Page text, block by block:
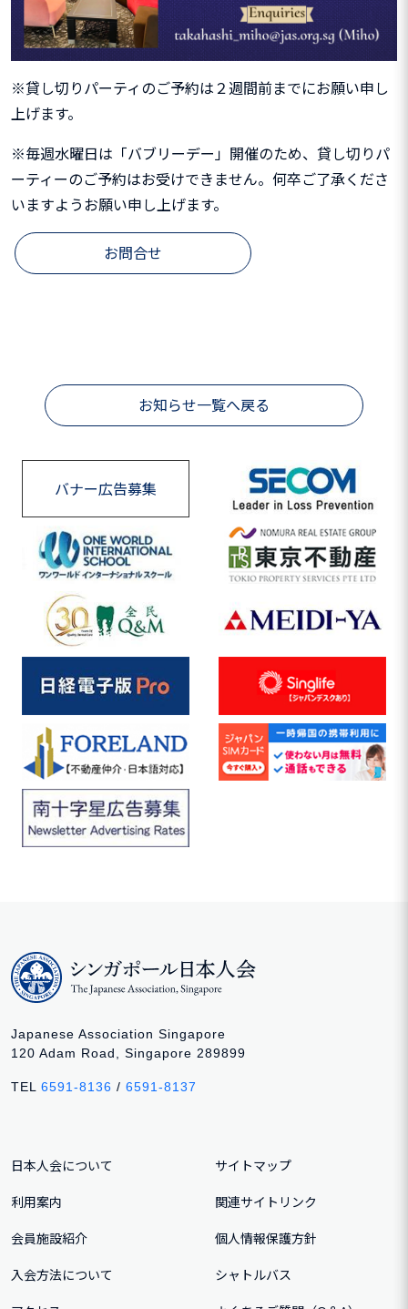
※貸し切りパーティのご予約は２週間前までにお願い申し
上げます。
※毎週水曜日は「バブリーデー」開催のため、貸し切りパ
ーティーのご予約はお受けできません。何卒ご了承くださ
いますようお願い申し上げます。
お問合せ
お知らせ一覧へ戻る
バナー広告募集
Japanese Association Singapore
120 Adam Road, Singapore 289899
TEL 6591-8136 / 6591-8137
日本人会について
利用案内
会員施設紹介
入会方法について
サイトマップ
関連サイトリンク
個人情報保護方針
シャトルバス